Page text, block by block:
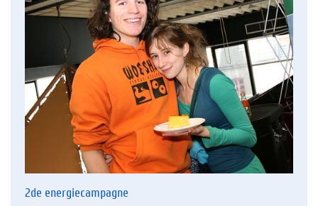
2de energiecampagne